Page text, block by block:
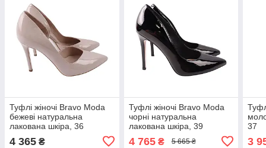
Туфлі жіночі Bravo Moda
бежеві натуральна
лакована шкіра, 36
4 365 ₴
Туфлі жіночі Bravo Moda
чорні натуральна
лакована шкіра, 39
4 765₴ 5 665 ₴
37
3